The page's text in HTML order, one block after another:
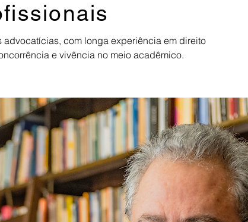
com longa experiência em direito
e vivência no meio acadêmico.